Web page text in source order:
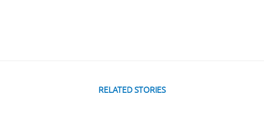
RELATED STORIES